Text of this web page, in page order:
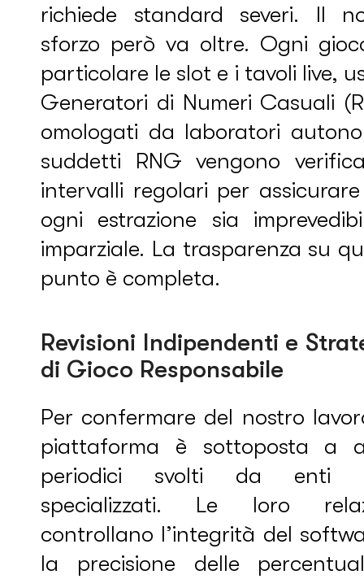
richiede standard severi. Il
sforzo però va oltre. Ogni
particolare le slot e i tavoli live,
Generatori di Numeri Casuali
omologati da laboratori
suddetti RNG vengono
intervalli regolari per
ogni estrazione sia
imparziale. La trasparenza su
punto è completa.
Revisioni Indipendenti e
di Gioco Responsabile
Per confermare del nostro
piattaforma è sottoposta a
periodici svolti da enti
specializzati. Le loro
controllano l’integrità del
la precisione delle